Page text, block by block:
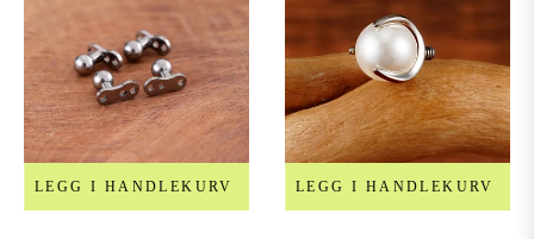
LEGG I HANDLEKURV LEGG I HANDLEKURV